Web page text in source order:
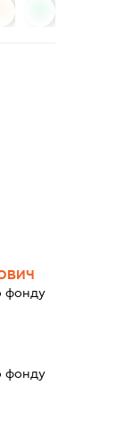
фонду
фонду